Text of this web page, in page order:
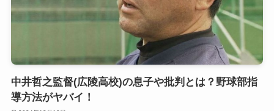
中井哲之監督(広陵高校)の息子や批判とは？野球部指
導方法がヤバイ！